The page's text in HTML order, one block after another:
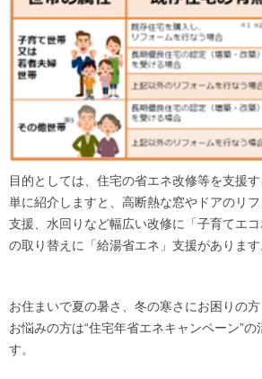
目的としては、住宅の省エネ改修等を支援
単に紹介しますと、高断熱な窓やドアのリフ
支援、水回りなど幅広い改修に「子育てエ
の取り替えに「給湯省エネ」支援があります
お住まいで夏の暑さ、冬の寒さにお困りの
お悩みの方は“住宅年省エネキャンペーン”の
す。